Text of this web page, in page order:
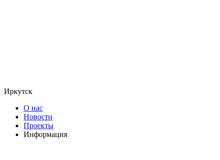
Иркутск
О нас
Новости
Проекты
Информация